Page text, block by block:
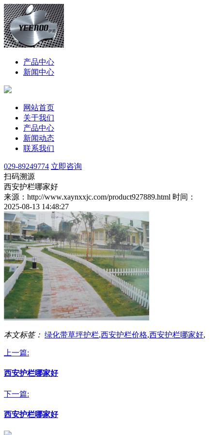
产品中心
新闻中心
网站首页
关于我们
产品中心
新闻动态
联系我们
029-89249774 立即咨询
扫码溯源
西安护栏哪家好
来源：http://www.xaynxxjc.com/product927889.html 时间：
2025-08-13 14:48:27
本文标签： 绿化带草坪护栏,西安护栏价格,西安护栏哪家好,
上一篇:
西安护栏哪家好
下一篇:
西安护栏哪家好